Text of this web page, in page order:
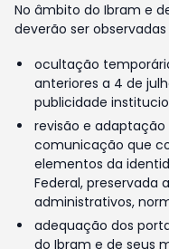
No âmbito do Ibram e
deverão ser
ocultação
anteriores a 4 de
publicidade
revisão e
comunicação que
elementos da
Federal, preservada
administrativos,
adequação dos
do Ibram e de seus